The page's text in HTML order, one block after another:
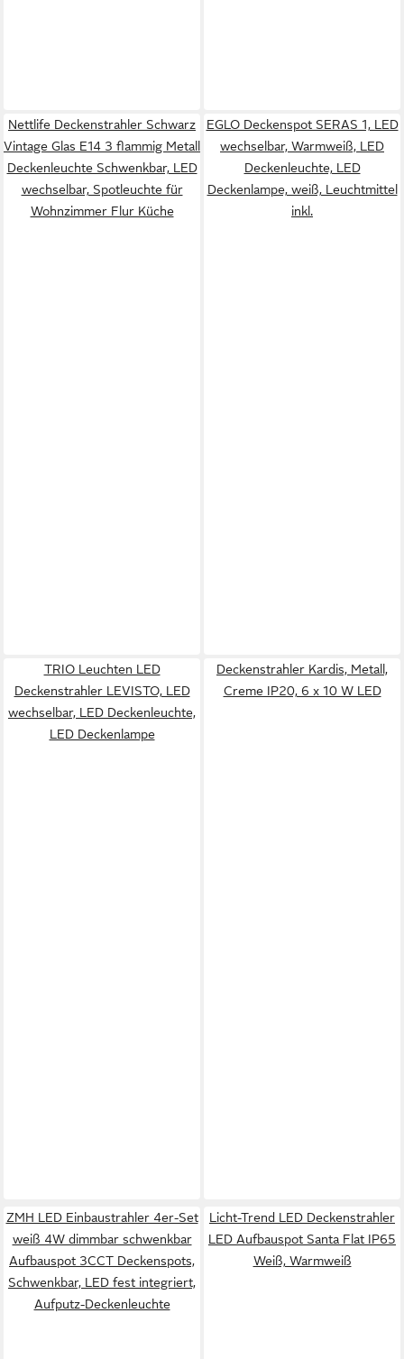
Nettlife Deckenstrahler Schwarz
Vintage Glas E14 3 flammig Metall
Deckenleuchte Schwenkbar, LED
wechselbar, Spotleuchte für
Wohnzimmer Flur Küche
EGLO Deckenspot SERAS 1, LED
wechselbar, Warmweiß, LED
Deckenleuchte, LED
Deckenlampe, weiß, Leuchtmittel
inkl.
TRIO Leuchten LED
Deckenstrahler LEVISTO, LED
wechselbar, LED Deckenleuchte,
LED Deckenlampe
Deckenstrahler Kardis, Metall,
Creme IP20, 6 x 10 W LED
ZMH LED Einbaustrahler 4er-Set
weiß 4W dimmbar schwenkbar
Aufbauspot 3CCT Deckenspots,
Schwenkbar, LED fest integriert,
Aufputz-Deckenleuchte
Licht-Trend LED Deckenstrahler
LED Aufbauspot Santa Flat IP65
Weiß, Warmweiß